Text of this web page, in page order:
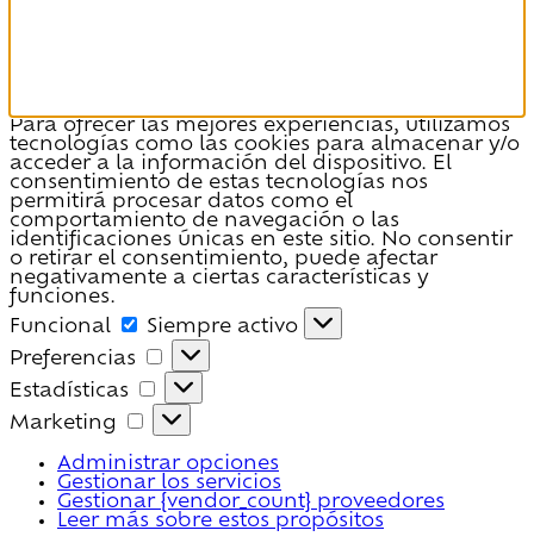
Para ofrecer las mejores experiencias, utilizamos
tecnologías como las cookies para almacenar y/o
acceder a la información del dispositivo. El
consentimiento de estas tecnologías nos
permitirá procesar datos como el
comportamiento de navegación o las
identificaciones únicas en este sitio. No consentir
o retirar el consentimiento, puede afectar
negativamente a ciertas características y
funciones.
Funcional
Funcional
Siempre activo
Preferencias
Preferencias
Estadísticas
Estadísticas
Marketing
Marketing
Administrar opciones
Gestionar los servicios
Gestionar {vendor_count} proveedores
Leer más sobre estos propósitos